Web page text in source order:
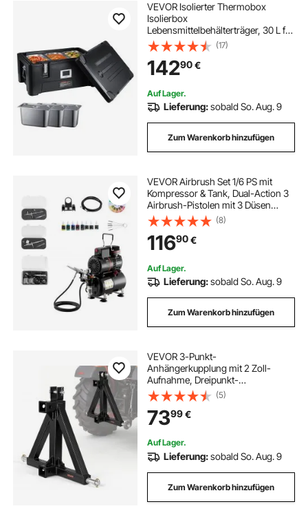
VEVOR Isolierter Thermobox
Isolierbox
Lebensmittelbehälterträger, 30 L für
Catering, Tragbare LLDPE-
Lebensmittelbehälterträger,
Schwarz Frontlader-Speisewärmer
für Restaurant, Kantine usw.
(17)
14290€
Auf Lager.
Lieferung:sobald So. Aug. 9
Zum Warenkorb hinzufügen
VEVOR Airbrush Set 1/6 PS mit
Kompressor & Tank, Dual-Action 3
Airbrush-Pistolen mit 3 Düsen
(0,3/0,3/0,5 mm) & Schlauch &
Acrylfarbe & 2 Ventilatoren, für
Kuchendekoration Modellmalerei
Nagelkunst
(8)
11690€
Auf Lager.
Lieferung:sobald So. Aug. 9
Zum Warenkorb hinzufügen
VEVOR 3-Punkt-
Anhängerkupplung mit 2 Zoll-
Aufnahme, Dreipunkt-
Schnellkupplung, Traktor-
Zugstangenadapter, kompatibel mit
Traktoren der Kategorie 1, Passt auf
Verschiedene Kompakttraktoren,
Schwarz
(5)
7399€
Auf Lager.
Lieferung:sobald So. Aug. 9
Zum Warenkorb hinzufügen